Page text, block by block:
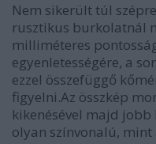
Nem sikerült túl
rusztikus burkolatnál
milliméteres
egyenletességére, a
ezzel összefüggő
figyelni.Az összkép
kikenésével majd jobb
olyan színvonalú, mint